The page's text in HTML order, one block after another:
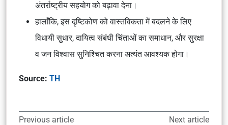
अंतर्राष्ट्रीय सहयोग को बढ़ावा देना।
हालाँकि, इस दृष्टिकोण को वास्तविकता में बदलने के लिए
विधायी सुधार, दायित्व संबंधी चिंताओं का समाधान, और सुरक्षा
व जन विश्वास सुनिश्चित करना अत्यंत आवश्यक होगा।
Source: TH
Previous article Next article